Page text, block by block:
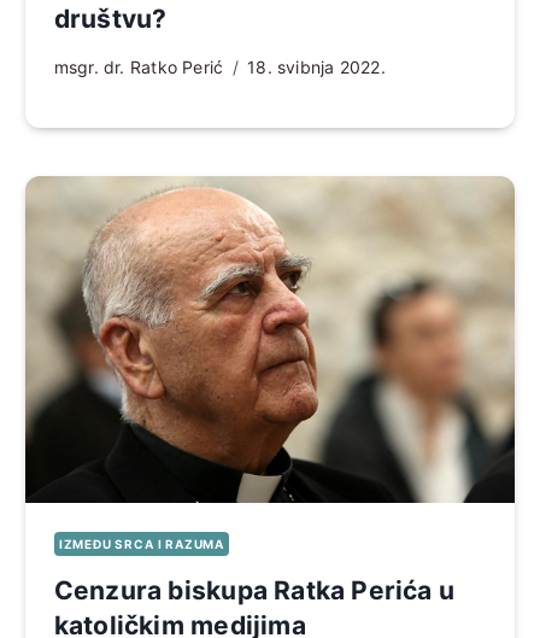
društvu?
msgr. dr. Ratko Perić 18. svibnja 2022.
IZMEĐU SRCA I RAZUMA
Cenzura biskupa Ratka Perića u
katoličkim medijima